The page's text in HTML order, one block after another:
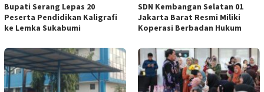
Bupati Serang Lepas 20
Peserta Pendidikan Kaligrafi
ke Lemka Sukabumi
SDN Kembangan Selatan 01
Jakarta Barat Resmi Miliki
Koperasi Berbadan Hukum